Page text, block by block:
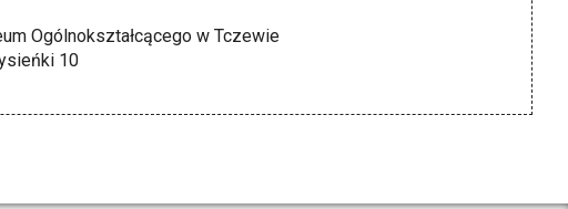
Ogólnokształcącego w Tczewie
10